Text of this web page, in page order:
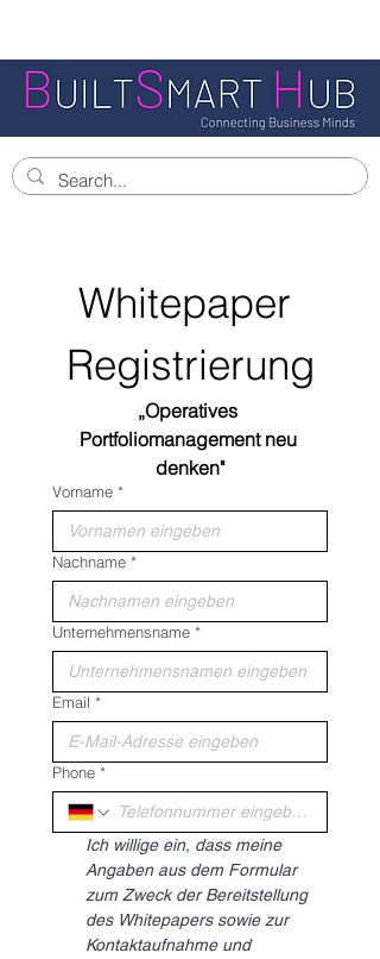
Whitepaper
Registrierung
„Operatives
Portfoliomanagement neu
denken"
Vorname *
Nachname *
Unternehmensname *
Email *
Phone *
Ich willige ein, dass meine
Angaben aus dem Formular
zum Zweck der Bereitstellung
des Whitepapers sowie zur
Kontaktaufnahme und